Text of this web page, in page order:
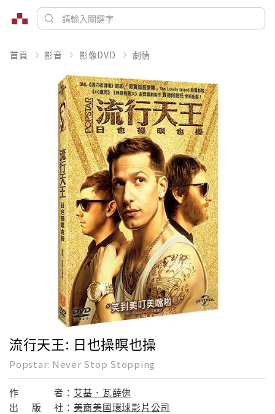
首頁 影音 影像DVD 劇情
流行天王: 日也操暝也操
Popstar: Never Stop Stopping
作 者： 艾基．瓦薛佛
出
版 社： 美商美國環球影片公司